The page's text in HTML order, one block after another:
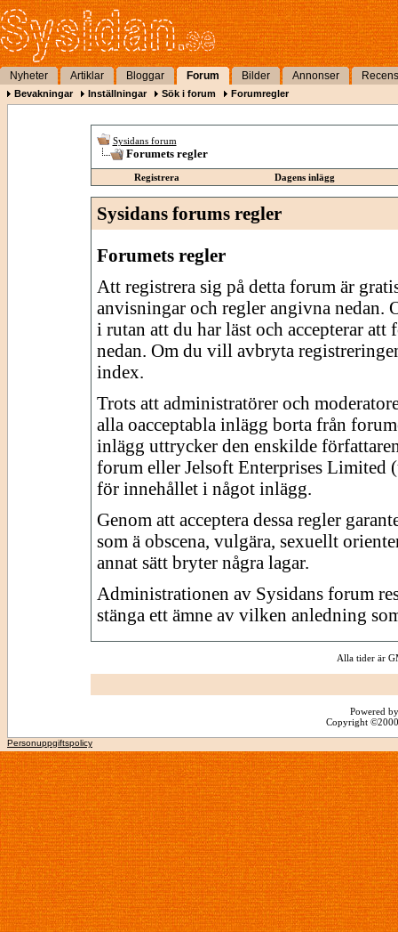
Nyheter Artiklar Bloggar Forum Bilder Annonser
Bevakningar Inställningar Sök i forum Forumregler
Sysidans forum
Forumets regler
Registrera Dagens inlägg
Sysidans forums regler
Forumets regler
Att registrera sig på detta forum är
anvisningar och regler angivna nedan.
i rutan att du har läst och accepterar
nedan. Om du vill avbryta
index.
Trots att administratörer och
alla oacceptabla inlägg borta från
inlägg uttrycker den enskilde
forum eller Jelsoft Enterprises Limited
för innehållet i något inlägg.
Genom att acceptera dessa regler
som ä obscena, vulgära, sexuellt
annat sätt bryter några lagar.
Administrationen av Sysidans forum
stänga ett ämne av vilken anledning
Alla tider är
Powered
Copyright
Personuppgiftspolicy